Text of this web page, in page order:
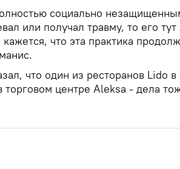
социально
или получал травму, то его
что эта практика
что один из ресторанов Lido
торговом центре Aleksa - дела